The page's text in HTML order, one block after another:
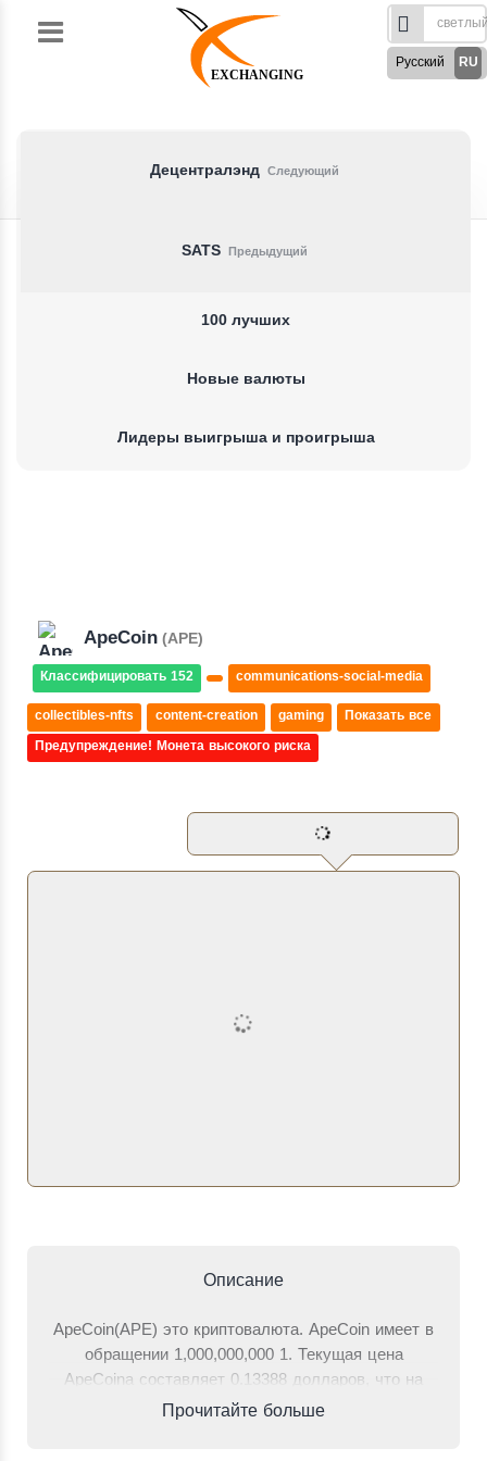
EXCHANGING
RU
Русский
Следующий
Децентралэнд
Предыдущий
SATS
100 лучших
Новые валюты
Лидеры выигрыша и проигрыша
ApeCoin (APE)
Классифицировать 152 communications-social-media
collectibles-nfts content-creation gaming
Показать все
Предупреждение! Монета высокого риска
Описание
ApeCoin(APE) это криптовалюта. ApeCoin имеет в
обращении 1,000,000,000 1. Текущая цена
ApeCoinа составляет 0.13388 долларов, что на
1.9% больше, чем 24 часа назад. Общий объем
Прочитайте больше